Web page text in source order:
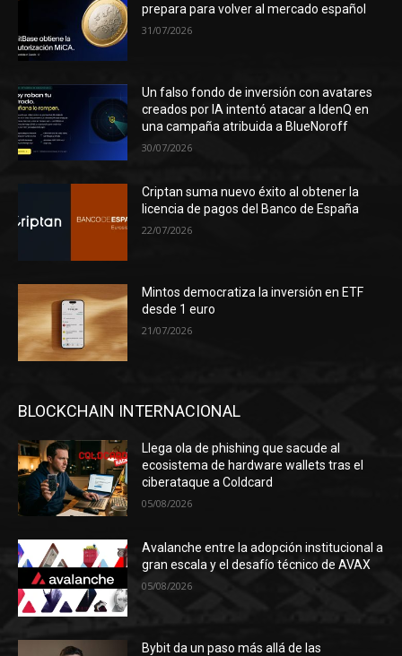
prepara para volver al mercado español
31/07/2026
Un falso fondo de inversión con avatares
creados por IA intentó atacar a IdenQ en
una campaña atribuida a BlueNoroff
30/07/2026
Criptan suma nuevo éxito al obtener la
licencia de pagos del Banco de España
22/07/2026
Mintos democratiza la inversión en ETF
desde 1 euro
21/07/2026
BLOCKCHAIN INTERNACIONAL
Llega ola de phishing que sacude al
ecosistema de hardware wallets tras el
ciberataque a Coldcard
05/08/2026
Avalanche entre la adopción institucional a
gran escala y el desafío técnico de AVAX
05/08/2026
Bybit da un paso más allá de las